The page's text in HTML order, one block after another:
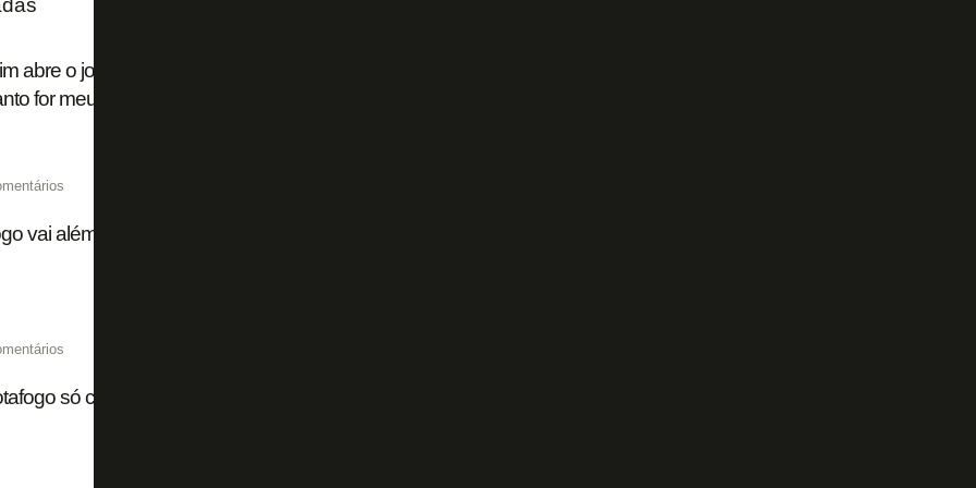
abre o jogo sobre Danilo no Botafogo: 'É um bebê grande de 25 anos.
for meu atleta, será importante. Muito acima da média'
vai além da busca por reforços para garantir time forte
só cogita negociar Danilo com Atalanta a partir de € 30 milhões